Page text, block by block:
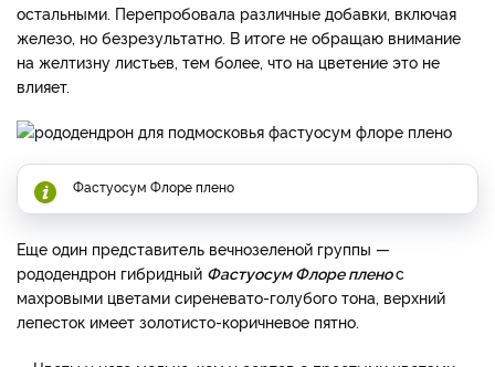
остальными. Перепробовала различные добавки, включая
железо, но безрезультатно. В итоге не обращаю внимание
на желтизну листьев, тем более, что на цветение это не
влияет.
Фастуосум Флоре плено
Еще один представитель вечнозеленой группы —
рододендрон гибридный Фастуосум Флоре пленос
махровыми цветами сиреневато-голубого тона, верхний
лепесток имеет золотисто-коричневое пятно.